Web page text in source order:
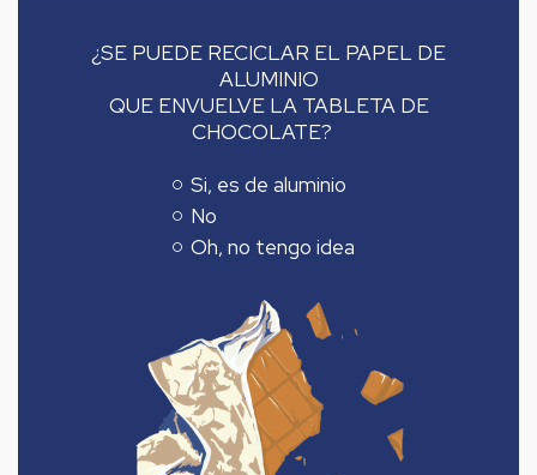
¿SE PUEDE RECICLAR EL PAPEL DE
ALUMINIO
QUE ENVUELVE LA TABLETA DE
CHOCOLATE?
Si, es de aluminio
No
Oh, no tengo idea